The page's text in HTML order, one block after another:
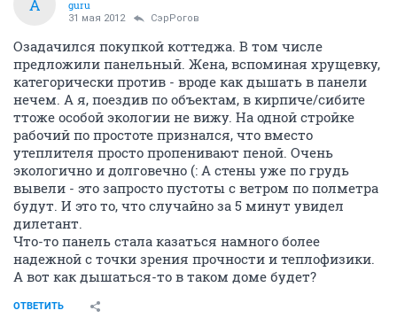
A
guru
31 мая 2012 СэрРогов
Озадачился покупкой коттеджа. В том числе
предложили панельный. Жена, вспоминая хрущевку,
категорически против - вроде как дышать в панели
нечем. А я, поездив по объектам, в кирпиче/сибите
ттоже особой экологии не вижу. На одной стройке
рабочий по простоте признался, что вместо
утеплителя просто пропенивают пеной. Очень
экологично и долговечно (: А стены уже по грудь
вывели - это запросто пустоты с ветром по полметра
будут. И это то, что случайно за 5 минут увидел
дилетант.
Что-то панель стала казаться намного более
надежной с точки зрения прочности и теплофизики.
А вот как дышаться-то в таком доме будет?
ОТВЕТИТЬ